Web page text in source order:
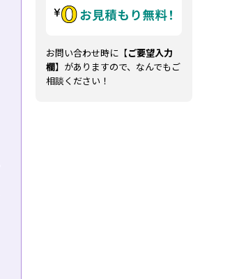
お問い合わせ時に【ご要望入力
欄】がありますので、なんでもご
相談ください！